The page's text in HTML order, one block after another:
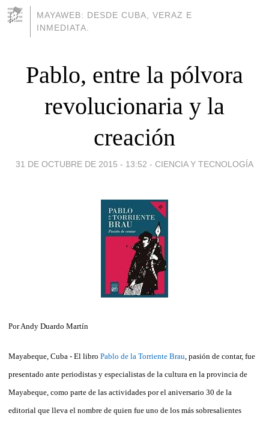
MAYAWEB: DESDE CUBA, VERAZ E
INMEDIATA.
Pablo, entre la pólvora
revolucionaria y la
creación
31 DE OCTUBRE DE 2015 - 13:52 - CIENCIA Y TECNOLOGÍA
Por Andy Duardo Martín
Mayabeque, Cuba - El libro Pablo de la Torriente Brau , pasión de contar, fue
presentado ante periodistas y especialistas de la cultura en la provincia de
Mayabeque, como parte de las actividades por el aniversario 30 de la
editorial que lleva el nombre de quien fue uno de los más sobresalientes